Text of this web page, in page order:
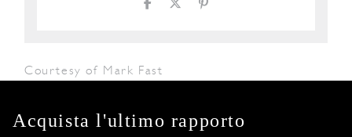
Courtesy of Mark Fast
Acquista l'ultimo rapporto